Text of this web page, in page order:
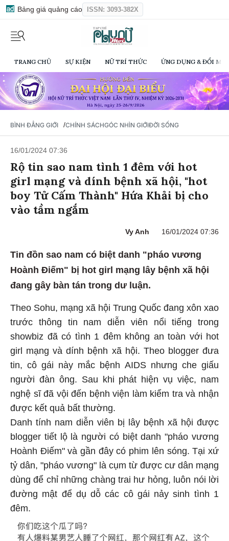
Bảng giá quảng cáo ISSN: 3093-382X
TRANG CHỦ SỰ KIỆN NỮ TRÍ THỨC ỨNG DỤNG & ĐỔI
BÌNH ĐẲNG GIỚI /CHÍNH SÁCHGÓC NHÌN GIỚIĐỜI SỐNG
16/01/2024 07:36
Rộ tin sao nam tình 1 đêm với hot
girl mạng và dính bệnh xã hội, "hot
boy Tử Cấm Thành" Hứa Khải bị cho
vào tầm ngắm
Vy Anh 16/01/2024 07:36
Tin đồn sao nam có biệt danh "pháo vương
Hoành Điếm" bị hot girl mạng lây bệnh xã hội
đang gây bàn tán trong dư luận.
Theo Sohu, mạng xã hội Trung Quốc đang xôn xao
trước thông tin nam diễn viên nổi tiếng trong
showbiz đã có tình 1 đêm không an toàn với hot
girl mạng và dính bệnh xã hội. Theo blogger đưa
tin, cô gái này mắc bệnh AIDS nhưng che giấu
người đàn ông. Sau khi phát hiện vụ việc, nam
nghệ sĩ đã vội đến bệnh viện làm kiểm tra và nhận
được kết quả bất thường.
Danh tính nam diễn viên bị lây bệnh xã hội được
blogger tiết lộ là người có biệt danh "pháo vương
Hoành Điếm" và gần đây có phim lên sóng. Tại xứ
tỷ dân, "pháo vương" là cụm từ được cư dân mạng
dùng để chỉ những chàng trai hư hỏng, luôn nói lời
đường mật để dụ dỗ các cô gái nảy sinh tình 1
đêm.